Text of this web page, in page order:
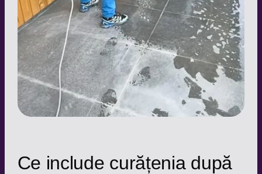
Ce include curățenia după